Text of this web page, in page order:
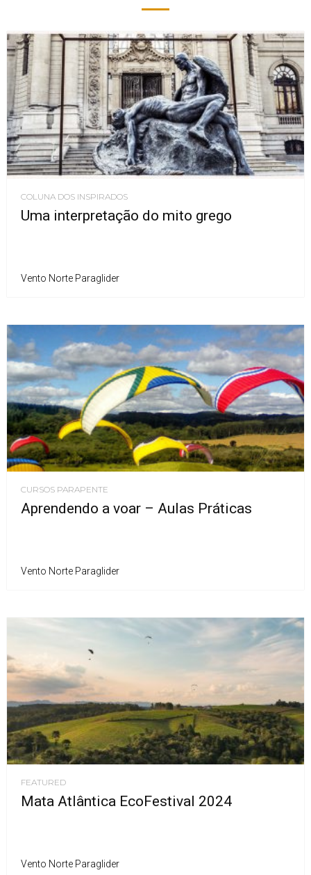
COLUNA DOS INSPIRADOS
Uma interpretação do mito grego
Vento Norte Paraglider
CURSOS PARAPENTE
Aprendendo a voar – Aulas Práticas
Vento Norte Paraglider
FEATURED
Mata Atlântica EcoFestival 2024
Vento Norte Paraglider